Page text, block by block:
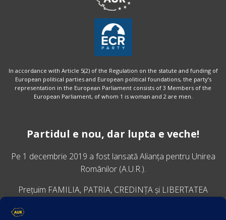
In accordance with Article 5(2) of the Regulation on the statute and funding of
European political parties and European political foundations, the party’s
representation in the European Parliament consists of 3 Members of the
European Parliament, of whom 1 is woman and 2 are men.
Partidul e nou, dar lupta e veche!
Pe 1 decembrie 2019 a fost lansatăAlianța pentru Unirea
Românilor (A.U.R.).
Prețuim FAMILIA, PATRIA, CREDINȚA și LIBERTATEA